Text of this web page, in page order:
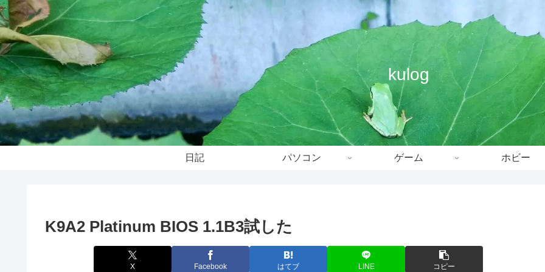
kulog
日記 パソコン ゲーム ホビー
K9A2 Platinum BIOS 1.1B3試した
X Facebook はてブ LINE コピー